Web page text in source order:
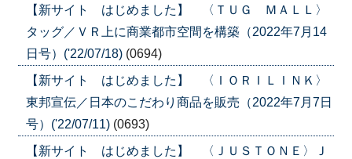
【新サイト はじめました】 〈ＴＵＧ ＭＡＬＬ〉
タッグ／ＶＲ上に商業都市空間を構築（2022年7月14
日号）('22/07/18) (0694)
【新サイト はじめました】 〈ＩＯＲＩＬＩＮＫ〉
東邦宣伝／日本のこだわり商品を販売（2022年7月7日
号）('22/07/11) (0693)
【新サイト はじめました】 〈ＪＵＳＴＯＮＥ〉Ｊ